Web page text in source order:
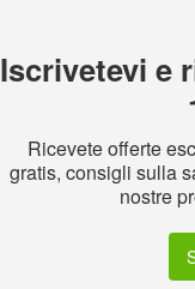
Iscrivetevi e
Ricevete offerte
gratis, consigli sulla
nostre